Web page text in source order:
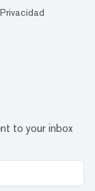
to your inbox